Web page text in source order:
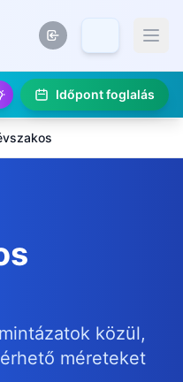
Időpont foglalás
közül,
méreteket